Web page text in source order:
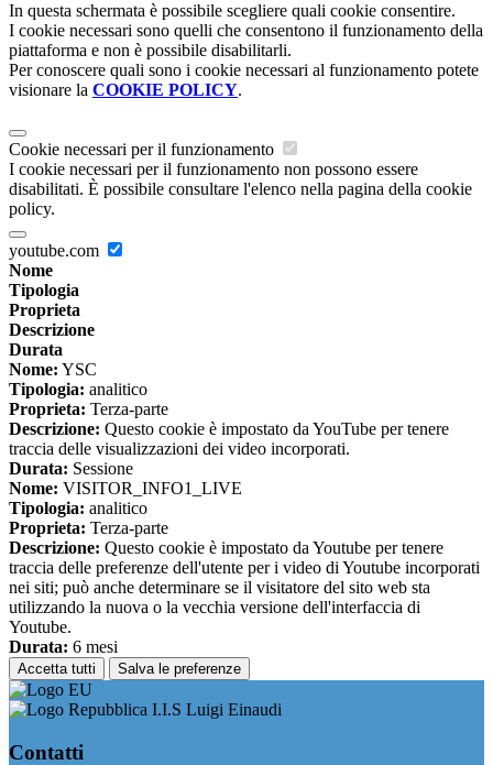
In questa schermata è possibile scegliere quali cookie consentire.
I cookie necessari sono quelli che consentono il funzionamento della
piattaforma e non è possibile disabilitarli.
Per conoscere quali sono i cookie necessari al funzionamento potete
visionare la COOKIE POLICY.
Cookie necessari per il funzionamento
I cookie necessari per il funzionamento non possono essere
disabilitati. È possibile consultare l'elenco nella pagina della cookie
policy.
youtube.com
Nome
Tipologia
Proprieta
Descrizione
Durata
Nome: YSC
Tipologia: analitico
Proprieta: Terza-parte
Descrizione: Questo cookie è impostato da YouTube per tenere
traccia delle visualizzazioni dei video incorporati.
Durata: Sessione
Nome: VISITOR_INFO1_LIVE
Tipologia: analitico
Proprieta: Terza-parte
Descrizione: Questo cookie è impostato da Youtube per tenere
traccia delle preferenze dell'utente per i video di Youtube incorporati
nei siti; può anche determinare se il visitatore del sito web sta
utilizzando la nuova o la vecchia versione dell'interfaccia di
Youtube.
Durata: 6 mesi
Accetta tutti Salva le preferenze
I.I.S Luigi Einaudi
Contatti